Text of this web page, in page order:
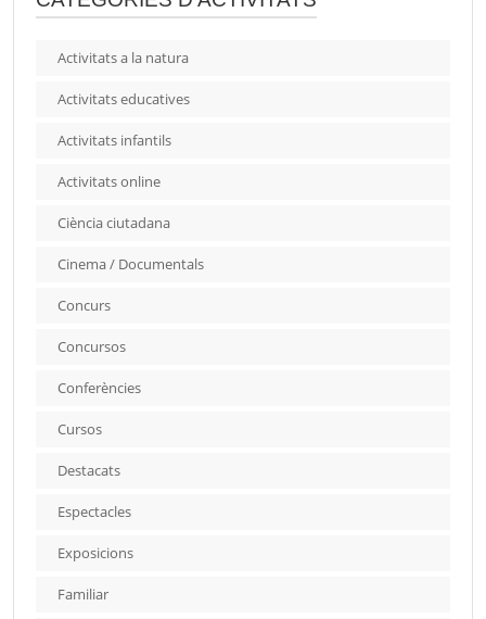
Activitats a la natura
Activitats educatives
Activitats infantils
Activitats online
Ciència ciutadana
Cinema / Documentals
Concurs
Concursos
Conferències
Cursos
Destacats
Espectacles
Exposicions
Familiar